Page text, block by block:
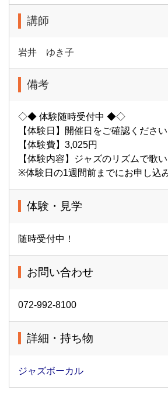
講師
岩井 ゆき子
備考
◇◆ 体験随時受付中 ◆◇
【体験日】開催日をご確認ください
【体験費】3,025円
【体験内容】ジャズのリズムで歌
※体験日の1週間前までにお申し込
体験・見学
随時受付中！
お問い合わせ
072-992-8100
詳細・持ち物
ジャズボーカル